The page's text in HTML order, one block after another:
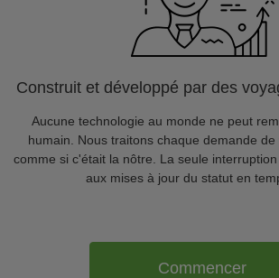
Construit et développé par des
Aucune technologie au monde ne peut
humain. Nous traitons chaque demande de
comme si c'était la nôtre. La seule
aux mises à jour du statut en
Commencer